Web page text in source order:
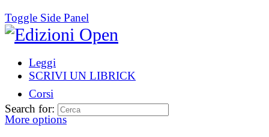
Toggle Side Panel
Leggi
SCRIVI UN LIBRICK
Corsi
More options
Search for: